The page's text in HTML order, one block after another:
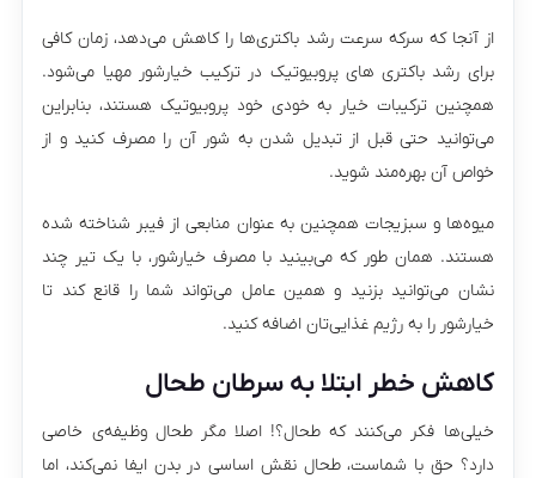
از آنجا که سرکه سرعت رشد باکتری‌ها را کاهش می‌دهد، زمان کافی
برای رشد باکتری های پروبیوتیک در ترکیب خیارشور مهیا می‌شود.
همچنین ترکیبات خیار به خودی خود پروبیوتیک هستند، بنابراین
می‌توانید حتی قبل از تبدیل شدن به شور آن را مصرف کنید و از
خواص آن بهره‌مند شوید.
میوه‌ها و سبزیجات همچنین به عنوان منابعی از فیبر شناخته شده
هستند. همان طور که می‌بینید با مصرف خیارشور، با یک تیر چند
نشان می‌توانید بزنید و همین عامل می‌تواند شما را قانع کند تا
خیارشور را به رژیم غذایی‌تان اضافه کنید.
کاهش خطر ابتلا به سرطان طحال
خیلی‌ها فکر می‌کنند که طحال؟! اصلا مگر طحال وظیفه‌ی خاصی
دارد؟ حق با شماست، طحال نقش اساسی در بدن ایفا نمی‌کند، اما